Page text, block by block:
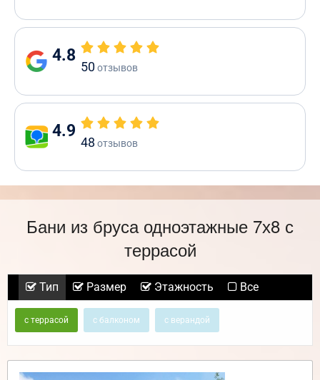
4.8
50отзывов
4.9
48 отзывов
Бани из бруса одноэтажные 7х8 с
террасой
Тип Размер Этажность Все
с террасой с балконом с верандой